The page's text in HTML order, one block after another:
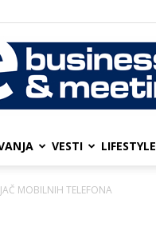
VESTI LIFESTYLE
MOBILNIH TELEFONA